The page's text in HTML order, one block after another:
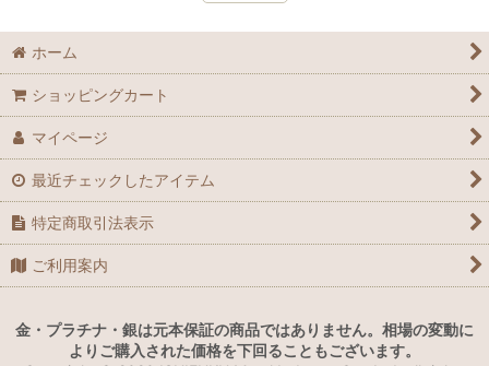
ホーム
ショッピングカート
マイページ
最近チェックしたアイテム
特定商取引法表示
ご利用案内
金・プラチナ・銀は元本保証の商品ではありません。相場の変動に
よりご購入された価格を下回ることもございます。